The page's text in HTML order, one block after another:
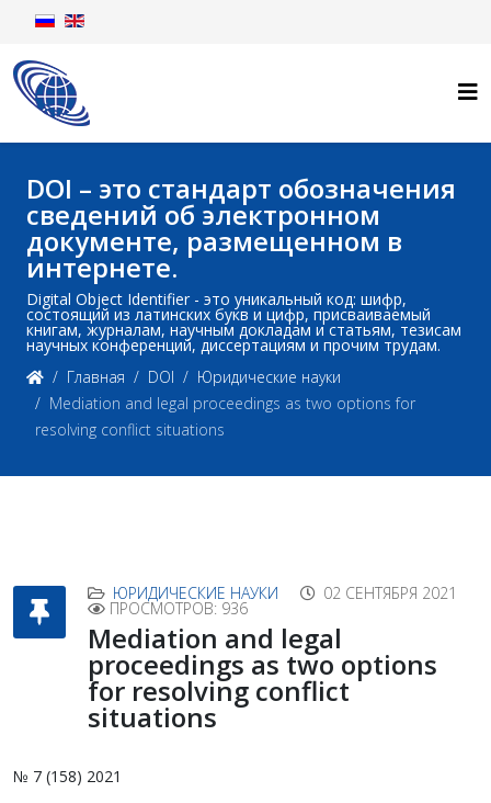
DOI – это стандарт обозначения
сведений об электронном
документе, размещенном в
интернете.
Digital Object Identifier - это уникальный код: шифр,
состоящий из латинских букв и цифр, присваиваемый
книгам, журналам, научным докладам и статьям, тезисам
научных конференций, диссертациям и прочим трудам.
Главная
DOI
Юридические науки
Mediation and legal proceedings as two options for
resolving conflict situations
ЮРИДИЧЕСКИЕ НАУКИ 02 СЕНТЯБРЯ 2021
ПРОСМОТРОВ: 936
Mediation and legal
proceedings as two options
for resolving conflict
situations
№ 7 (158) 2021